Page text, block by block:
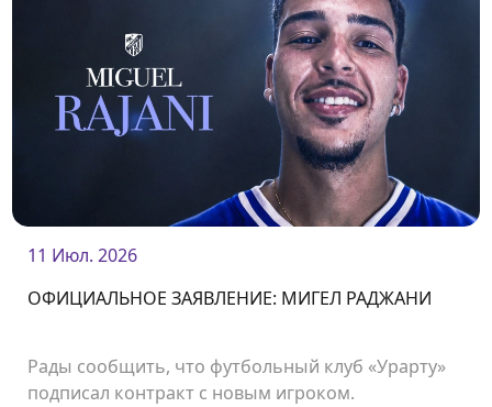
11 Июл. 2026
ОФИЦИАЛЬНОЕ ЗАЯВЛЕНИЕ: МИГЕЛ РАДЖАНИ
Рады сообщить, что футбольный клуб «Урарту»
подписал контракт с новым игроком.